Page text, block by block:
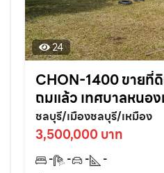
24
CHON-1400 ขายที่
ถมแล้ว เทศบาลหนอ
หาด2กม. อ.เมืองชลบุรี
ชลบุรี/เมืองชลบุรี/เหมือง
3,500,000 บาท
- - -
-